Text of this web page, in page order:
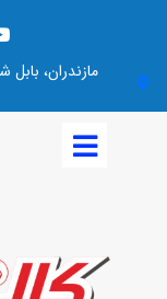
مازندران،